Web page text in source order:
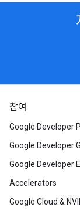
참여
Google Developer
Google Developer
Google Developer
Accelerators
Google Cloud &